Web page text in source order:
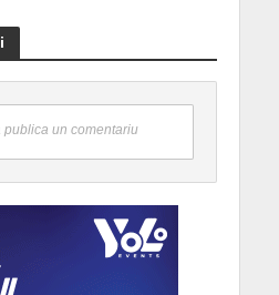
publica un comentariu